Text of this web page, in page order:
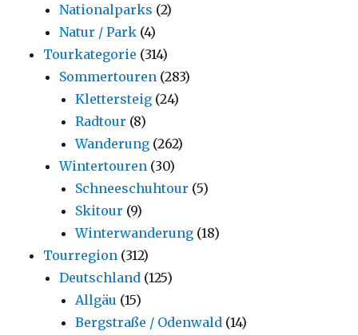
Nationalparks (2)
Natur / Park (4)
Tourkategorie (314)
Sommertouren (283)
Klettersteig (24)
Radtour (8)
Wanderung (262)
Wintertouren (30)
Schneeschuhtour (5)
Skitour (9)
Winterwanderung (18)
Tourregion (312)
Deutschland (125)
Allgäu (15)
Bergstraße / Odenwald (14)